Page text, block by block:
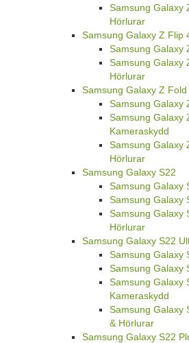
Samsung Galaxy
Hörlurar
Samsung Galaxy Z Flip
Samsung Galaxy
Samsung Galaxy
Hörlurar
Samsung Galaxy Z Fold
Samsung Galaxy
Samsung Galaxy
Kameraskydd
Samsung Galaxy
Hörlurar
Samsung Galaxy S22
Samsung Galaxy
Samsung Galaxy
Samsung Galaxy
Hörlurar
Samsung Galaxy S22
Samsung Galaxy
Samsung Galaxy
Samsung Galaxy
Kameraskydd
Samsung Galaxy
& Hörlurar
Samsung Galaxy S22